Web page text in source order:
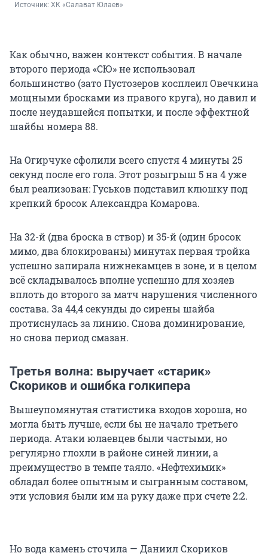
Источник: ХК «Салават Юлаев»
Как обычно, важен контекст события. В начале
второго периода «СЮ» не использовал
большинство (зато Пустозеров косплеил Овечкина
мощными бросками из правого круга), но давил и
после неудавшейся попытки, и после эффектной
шайбы номера 88.
На Огирчуке сфолили всего спустя 4 минуты 25
секунд после его гола. Этот розыгрыш 5 на 4 уже
был реализован: Гуськов подставил клюшку под
крепкий бросок Александра Комарова.
На 32-й (два броска в створ) и 35-й (один бросок
мимо, два блокированы) минутах первая тройка
успешно запирала нижнекамцев в зоне, и в целом
всё складывалось вполне успешно для хозяев
вплоть до второго за матч нарушения численного
состава. За 44,4 секунды до сирены шайба
протиснулась за линию. Снова доминирование,
но снова период смазан.
Третья волна: выручает «старик»
Скориков и ошибка голкипера
Вышеупомянутая статистика входов хороша, но
могла быть лучше, если бы не начало третьего
периода. Атаки юлаевцев были частыми, но
регулярно глохли в районе синей линии, а
преимущество в темпе таяло. «Нефтехимик»
обладал более опытным и сыгранным составом,
эти условия были им на руку даже при счете 2:2.
Но вода камень сточила — Даниил Скориков